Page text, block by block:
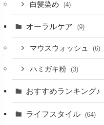
白髪染め (4)
オーラルケア (9)
マウスウォッシュ (6)
ハミガキ粉 (3)
おすすめランキング♪
ライフスタイル (64)